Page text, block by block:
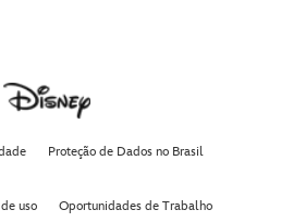
Proteção de Dados no Brasil
uso Oportunidades de Trabalho